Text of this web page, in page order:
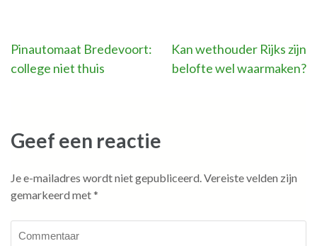
Bericht
navigatie
Pinautomaat Bredevoort:
college niet thuis
Kan wethouder Rijks zijn
belofte wel waarmaken?
Geef een reactie
Je e-mailadres wordt niet gepubliceerd.Vereiste velden zijn
gemarkeerd met*